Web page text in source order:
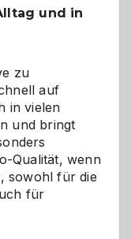
und in
zu
auf
in vielen
und bringt
Qualität, wenn
sowohl für die
für